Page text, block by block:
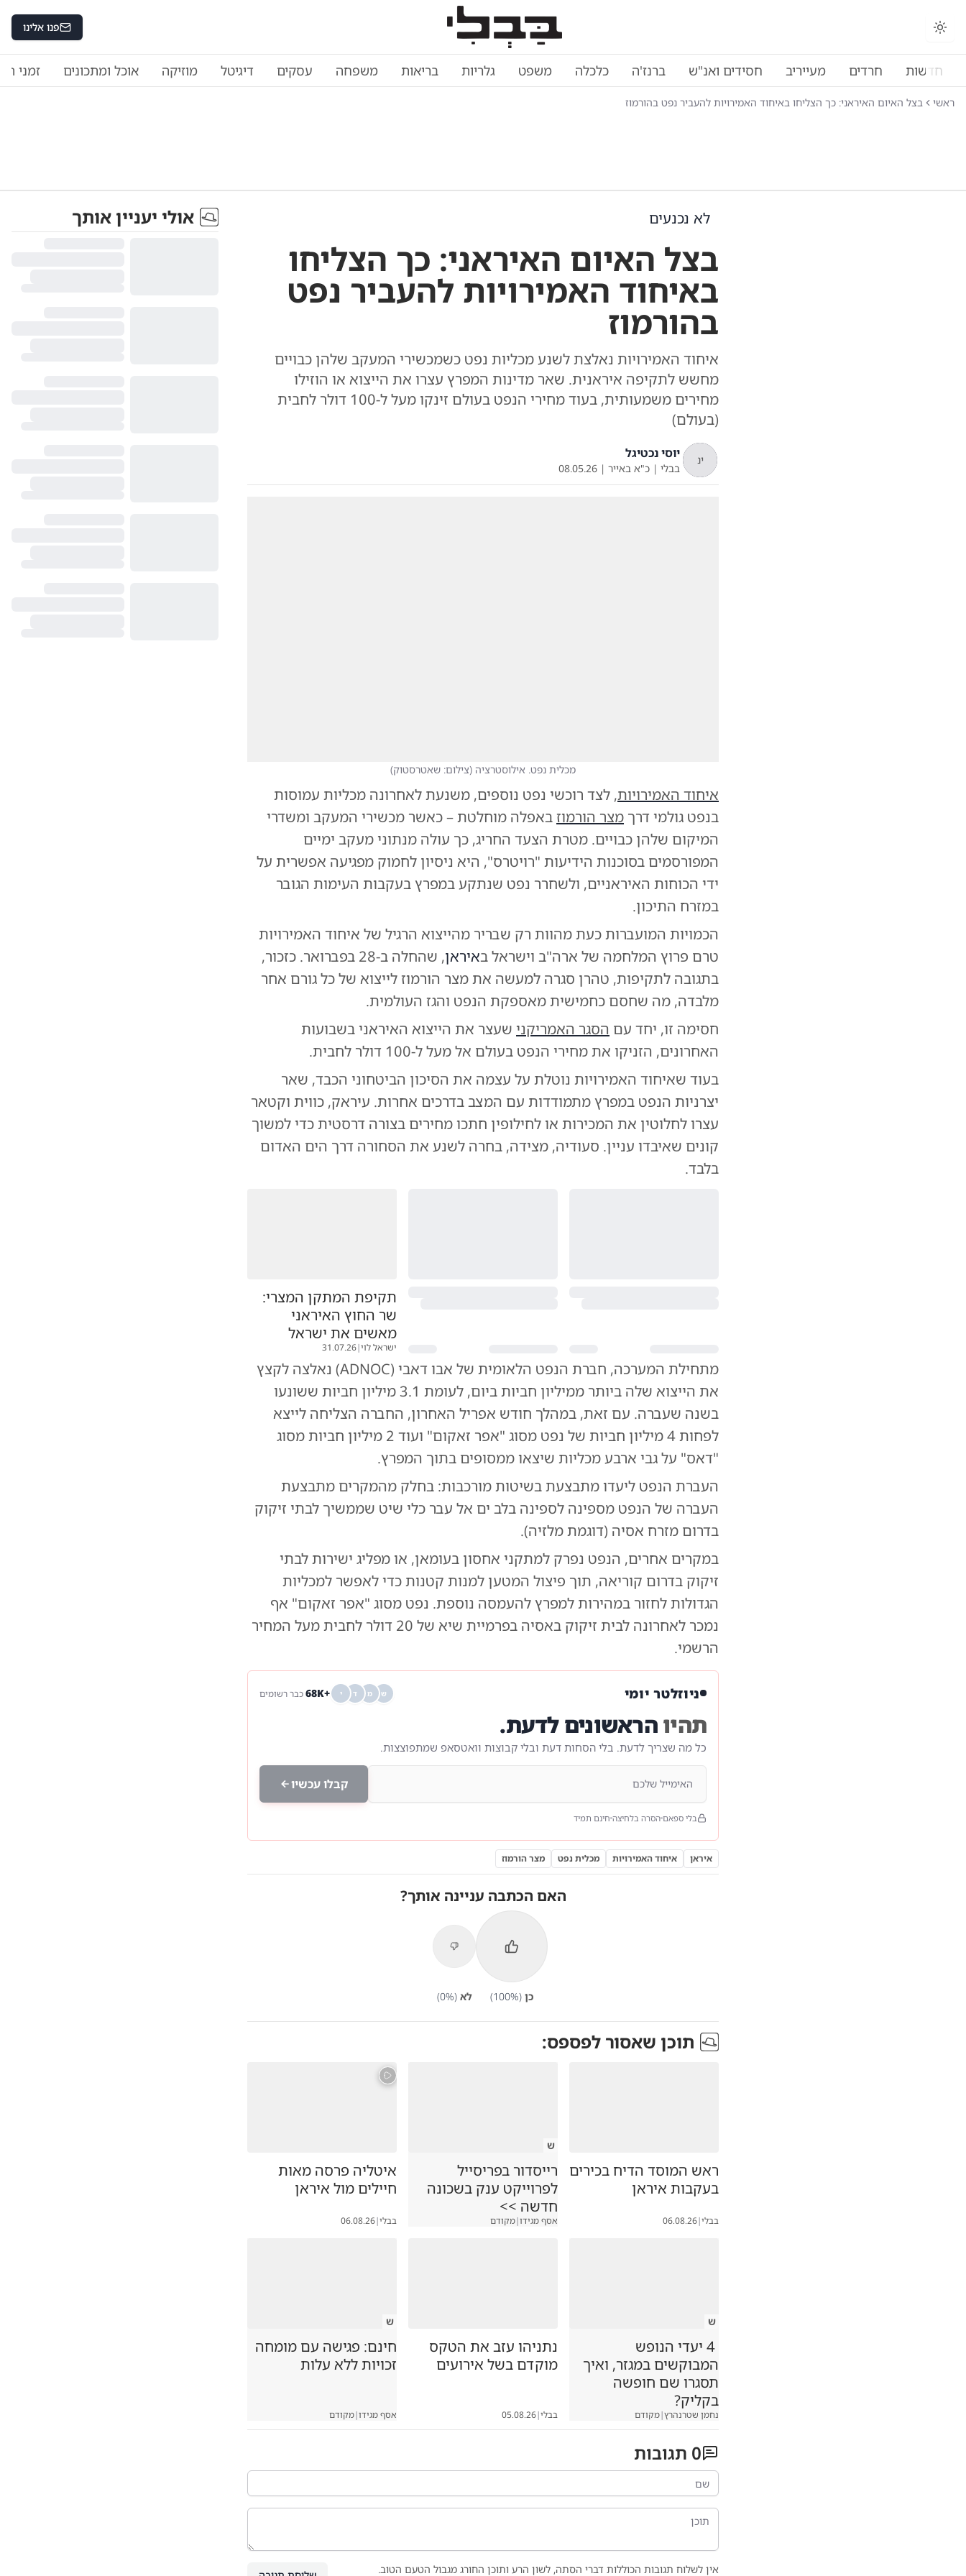
פנו אלינו
חדשות חרדים מעייריב חסידים ואנ"ש ברנז'ה כלכלה משפט גלריות בריאות משפחה עסקים דיגיטל מוזיקה אוכל ומתכונים זמני
ראשי בצל האיום האיראני: כך הצליחו באיחוד האמירויות להעביר נפט בהורמוז
לא נכנעים
בצל האיום האיראני: כך הצליחו
באיחוד האמירויות להעביר נפט
בהורמוז
איחוד האמירויות נאלצת לשנע מכליות נפט כשמכשירי המעקב שלהן כבויים
מחשש לתקיפה איראנית. שאר מדינות המפרץ עצרו את הייצוא או הוזילו
מחירים משמעותית, בעוד מחירי הנפט בעולם זינקו מעל ל-100 דולר לחבית
(בעולם)
ינ יוסי נכטיגל
בבלי| כ"א באייר |
08.05.26
מכלית נפט. אילוסטרציה (צילום: שאטרסטוק)
איחוד האמירויות, לצד רוכשי נפט נוספים, משנעת לאחרונה מכליות עמוסות
בנפט גולמי דרך מצר הורמוז באפלה מוחלטת – כאשר מכשירי המעקב ומשדרי
המיקום שלהן כבויים. מטרת הצעד החריג, כך עולה מנתוני מעקב ימיים
המפורסמים בסוכנות הידיעות "רויטרס", היא ניסיון לחמוק מפגיעה אפשרית על
ידי הכוחות האיראניים, ולשחרר נפט שנתקע במפרץ בעקבות העימות הגובר
במזרח התיכון.
הכמויות המועברות כעת מהוות רק שבריר מהייצוא הרגיל של איחוד האמירויות
טרם פרוץ המלחמה של ארה"ב וישראל באיראן
, שהחלה ב-28 בפברואר. כזכור,
בתגובה לתקיפות, טהרן סגרה למעשה את מצר הורמוז לייצוא של כל גורם אחר
מלבדה, מה שחסם כחמישית מאספקת הנפט והגז העולמית.
חסימה זו, יחד עם הסגר האמריקני שעצר את הייצוא האיראני בשבועות
האחרונים, הזניקו את מחירי הנפט בעולם אל מעל ל-100 דולר לחבית.
בעוד שאיחוד האמירויות נוטלת על עצמה את הסיכון הביטחוני הכבד, שאר
יצרניות הנפט במפרץ מתמודדות עם המצב בדרכים אחרות. עיראק, כווית וקטאר
עצרו לחלוטין את המכירות או לחילופין חתכו מחירים בצורה דרסטית כדי למשוך
קונים שאיבדו עניין. סעודיה, מצידה, בחרה לשנע את הסחורה דרך הים האדום
בלבד.
תקיפת המתקן המצרי:
שר החוץ האיראני
מאשים את ישראל
ישראל לוי|
31.07.26
מתחילת המערכה, חברת הנפט הלאומית של אבו דאבי (ADNOC) נאלצה לקצץ
את הייצוא שלה ביותר ממיליון חביות ביום, לעומת 3.1 מיליון חביות ששונעו
בשנה שעברה. עם זאת, במהלך חודש אפריל האחרון, החברה הצליחה לייצא
לפחות 4 מיליון חביות של נפט מסוג "אפר זאקום" ועוד 2 מיליון חביות מסוג
"דאס" על גבי ארבע מכליות שיצאו ממסופים בתוך המפרץ.
העברת הנפט ליעדו מתבצעת בשיטות מורכבות: בחלק מהמקרים מתבצעת
העברה של הנפט מספינה לספינה בלב ים אל עבר כלי שיט שממשיך לבתי זיקוק
בדרום מזרח אסיה (דוגמת מלזיה).
במקרים אחרים, הנפט נפרק למתקני אחסון בעומאן, או מפליג ישירות לבתי
זיקוק בדרום קוריאה, תוך פיצול המטען למנות קטנות כדי לאפשר למכליות
הגדולות לחזור במהירות למפרץ להעמסה נוספת. נפט מסוג "אפר זאקום" אף
נמכר לאחרונה לבית זיקוק באסיה בפרמיית שיא של 20 דולר לחבית מעל המחיר
הרשמי.
ניוזלטר יומי ש מ ד י +68K כבר רשומים
תהיוהראשונים לדעת.
כל מה שצריך לדעת. בלי הסחות דעת ובלי קבוצות וואטסאפ שמתפוצצות.
קבלו עכשיו
בלי ספאם הסרה בלחיצה חינם תמיד
איראן איחוד האמירויות מכלית נפט מצר הורמוז
האם הכתבה עניינה אותך?
כן (
100%) לא (
0%)
תוכן שאסור לפספס:
ראש המוסד הדיח בכירים
בעקבות איראן
בבלי|
06.08.26
ש
רייסדור בפריסייל
לפרוייקט ענק בשכונה
חדשה >>
אסף מגידו|מקודם
איטליה פרסה מאות
חיילים מול איראן
בבלי|
06.08.26
ש
4 יעדי הנופש
המבוקשים במגזר, ואיך
תסגרו שם חופשה
בקליק?
נחמן שטרנהרץ|מקודם
נתניהו עזב את הטקס
מוקדם בשל אירועים
בבלי|
05.08.26
ש
חינם: פגישה עם מומחה
זכויות ללא עלות
אסף מגידו|מקודם
0 תגובות
אין לשלוח תגובות הכוללות דברי הסתה, לשון הרע ותוכן החורג מגבול הטעם הטוב.
אולי יעניין אותך